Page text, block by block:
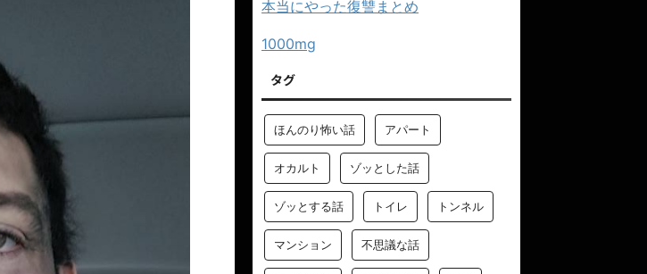
本当にやった復讐まとめ
1000mg
タグ
ほんのり怖い話 アパート
オカルト ゾッとした話
ゾッとする話 トイレ トンネル
マンション 不思議な話